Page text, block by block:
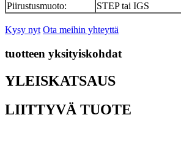
Piirustusmuoto:
STEP tai IGS
Kysy nyt Ota meihin yhteyttä
tuotteen yksityiskohdat
YLEISKATSAUS
LIITTYVÄ TUOTE